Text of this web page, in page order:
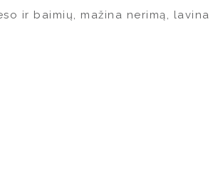
ir baimių, mažina nerimą, lavina